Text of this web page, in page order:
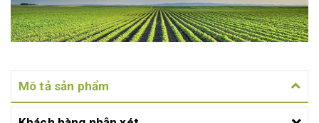
Mô tả sản phẩm